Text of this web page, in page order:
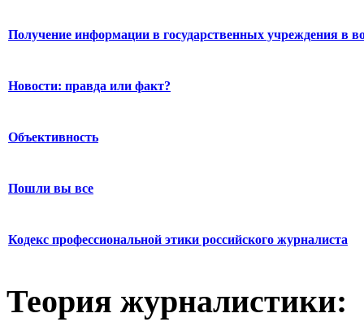
Получение информации в государственных учреждения в
Новости: правда или факт?
Объективность
Пошли вы все
Кодекс профессиональной этики российского журналиста
Теория журналистики: